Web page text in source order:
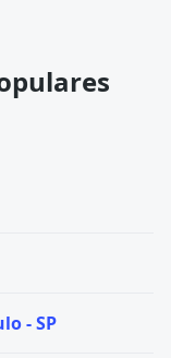
- SP